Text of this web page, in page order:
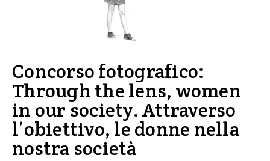
Concorso fotografico:
Through the lens, women
in our society. Attraverso
l’obiettivo, le donne nella
nostra società